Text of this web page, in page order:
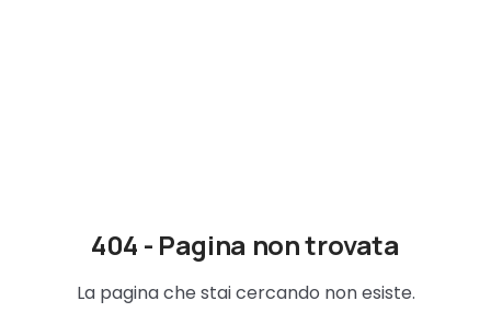
404 - Pagina non trovata
La pagina che stai cercando non esiste.